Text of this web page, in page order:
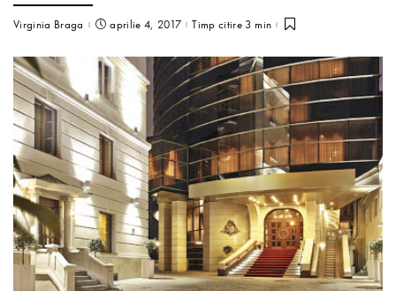
Virginia Braga aprilie 4, 2017 Timp citire 3 min